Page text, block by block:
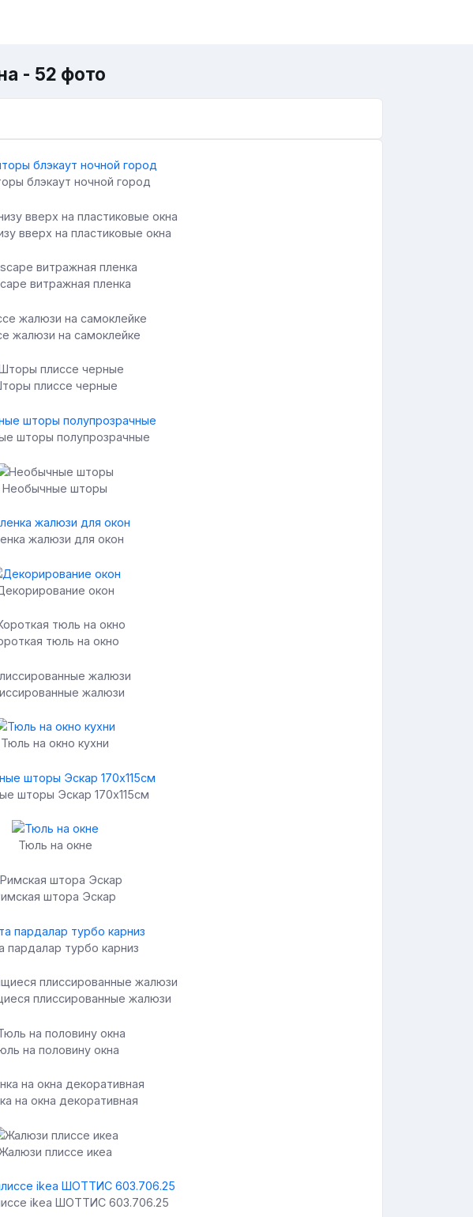
- 52 фото
блэкаут ночной город
вверх на пластиковые окна
витражная пленка
жалюзи на самоклейке
плиссе черные
шторы полупрозрачные
Необычные шторы
жалюзи для окон
окон
тюль на окно
жалюзи
Тюль на окно кухни
шторы Эскар 170х115см
Тюль на окне
штора Эскар
пардалар турбо карниз
плиссированные жалюзи
на половину окна
на окна декоративная
плиссе икеа
ikea ШОТТИС 603.706.25